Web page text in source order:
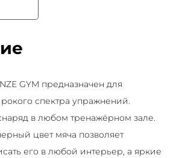
GYM предназначен для
спектра упражнений.
в любом тренажёрном зале.
цвет мяча позволяет
его в любой интерьер, а яркие